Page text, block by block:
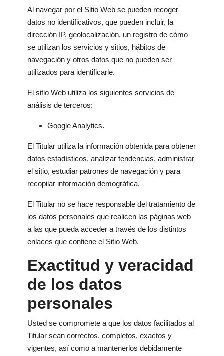
Al navegar por el Sitio Web se pueden recoger
datos no identificativos, que pueden incluir, la
dirección IP, geolocalización, un registro de cómo
se utilizan los servicios y sitios, hábitos de
navegación y otros datos que no pueden ser
utilizados para identificarle.
El sitio Web utiliza los siguientes servicios de
análisis de terceros:
Google Analytics.
El Titular utiliza la información obtenida para obtener
datos estadísticos, analizar tendencias, administrar
el sitio, estudiar patrones de navegación y para
recopilar información demográfica.
El Titular no se hace responsable del tratamiento de
los datos personales que realicen las páginas web
a las que pueda acceder a través de los distintos
enlaces que contiene el Sitio Web.
Exactitud y veracidad
de los datos
personales
Usted se compromete a que los datos facilitados al
Titular sean correctos, completos, exactos y
vigentes, así como a mantenerlos debidamente